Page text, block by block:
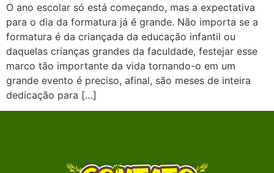
O ano escolar só está começando, mas a expectativa
para o dia da formatura já é grande. Não importa se a
formatura é da criançada da educação infantil ou
daquelas crianças grandes da faculdade, festejar esse
marco tão importante da vida tornando-o em um
grande evento é preciso, afinal, são meses de inteira
dedicação para […]